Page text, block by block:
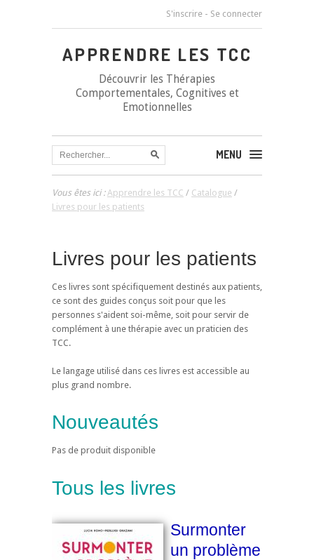
S'inscrire - Se connecter
APPRENDRE LES TCC
Découvrir les Thérapies
Comportementales, Cognitives et
Emotionnelles
MENU
Vous êtes ici :Apprendre les TCC / Catalogue /
Livres pour les patients
Livres pour les patients
Ces livres sont spécifiquement destinés aux patients,
ce sont des guides conçus soit pour que les
personnes s'aident soi-même, soit pour servir de
complément à une thérapie avec un praticien des
TCC.
Le langage utilisé dans ces livres est accessible au
plus grand nombre.
Nouveautés
Pas de produit disponible
Tous les livres
Surmonter
un problème